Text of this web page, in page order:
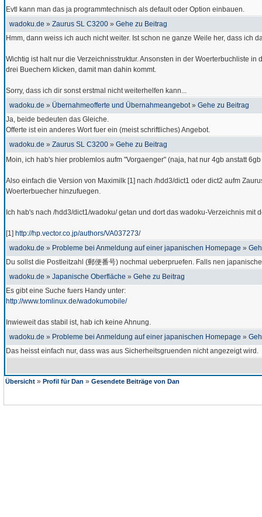
Evtl kann man das ja programmtechnisch als default oder Option einbauen.
wadoku.de » Zaurus SL C3200 » Gehe zu Beitrag
Hmm, dann weiss ich auch nicht weiter. Ist schon ne ganze Weile her, dass ich
Wichtig ist halt nur die Verzeichnisstruktur. Ansonsten in der Woerterbuchliste
drei Buechern klicken, damit man dahin kommt.
Sorry, dass ich dir sonst erstmal nicht weiterhelfen kann...
wadoku.de » Übernahmeofferte und Übernahmeangebot» Gehe zu Beitrag
Ja, beide bedeuten das Gleiche.
Offerte ist ein anderes Wort fuer ein (meist schriftliches) Angebot.
wadoku.de » Zaurus SL C3200 » Gehe zu Beitrag
Moin, ich hab's hier problemlos aufm "Vorgaenger" (naja, hat nur 4gb anstatt 6gb
Also einfach die Version von Maximilk [1] nach /hdd3/dict1 oder dict2 aufm
Woerterbuecher hinzufuegen.
Ich hab's nach /hdd3/dict1/wadoku/ getan und dort das wadoku-Verzeichnis mit
[1] http://hp.vector.co.jp/authors/VA037273/
wadoku.de » Probleme bei Anmeldung auf einer japanischen Homepage »
Du sollst die Postleitzahl (郵便番号) nochmal ueberpruefen. Falls nen
wadoku.de » Japanische Oberfläche » Gehe zu Beitrag
Es gibt eine Suche fuers Handy unter:
http://www.tomlinux.de/wadokumobile/
Inwieweit das stabil ist, hab ich keine Ahnung.
wadoku.de » Probleme bei Anmeldung auf einer japanischen Homepage »
Das heisst einfach nur, dass was aus Sicherheitsgruenden nicht angezeigt wird.
Übersicht » Profil für Dan » Gesendete Beiträge von Dan